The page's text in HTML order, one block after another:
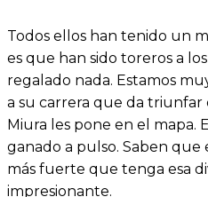
Todos ellos han tenido un
es que han sido toreros a
regalado nada. Estamos
a su carrera que da triunfar
Miura les pone en el mapa.
ganado a pulso. Saben
más fuerte que tenga esa
impresionante.